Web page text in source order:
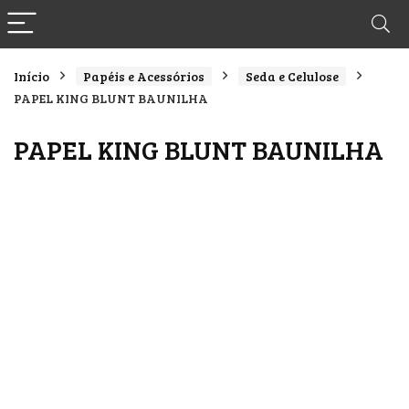
Início Papéis e Acessórios
Seda e Celulose
PAPEL KING BLUNT BAUNILHA
PAPEL KING BLUNT BAUNILHA